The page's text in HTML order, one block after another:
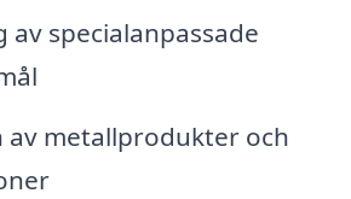
av specialanpassade
av metallprodukter och